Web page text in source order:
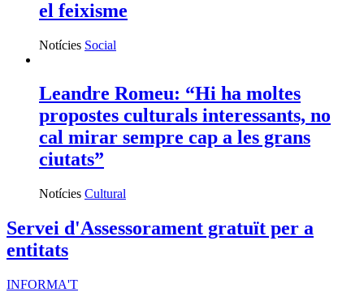
el feixisme
Notícies Social
Leandre Romeu: “Hi ha moltes
propostes culturals interessants, no
cal mirar sempre cap a les grans
ciutats”
Notícies Cultural
Servei d'Assessorament gratuït per a
entitats
INFORMA'T